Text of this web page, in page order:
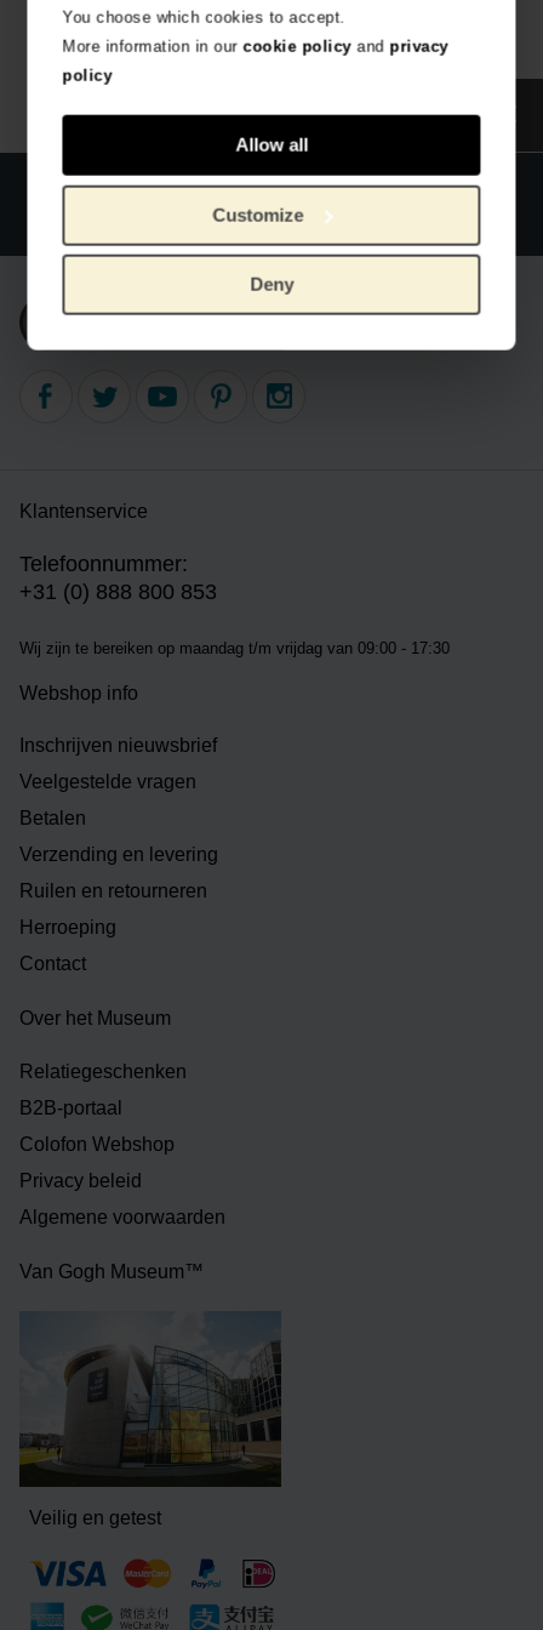
You choose which cookies to accept.
More information in ourcookie policyand privacy
policy
Allow all
Customize
Deny
Officiële webshop Van Gogh Museum
Veilig betalen
Wereldwijde verzending
Inschrijven nieuwsbrief
Klantenservice
Telefoonnummer:
+31 (0) 888 800 853
Wij zijn te bereiken op maandag t/m vrijdag van 09:00 - 17:30
Webshop info
Inschrijven nieuwsbrief
Veelgestelde vragen
Betalen
Verzending en levering
Ruilen en retourneren
Herroeping
Contact
Over het Museum
Relatiegeschenken
B2B-portaal
Colofon Webshop
Privacy beleid
Algemene voorwaarden
Van Gogh Museum™
Veilig en getest